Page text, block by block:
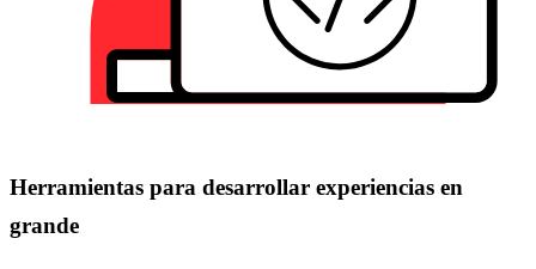
Herramientas para desarrollar experiencias en
grande